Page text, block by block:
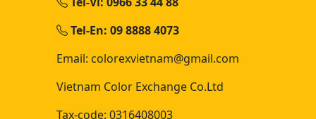
Tel-En: 09 8888 4073
Email: colorexvietnam@gmail.com
Vietnam Color Exchange Co.Ltd
Tax-code: 0316408003